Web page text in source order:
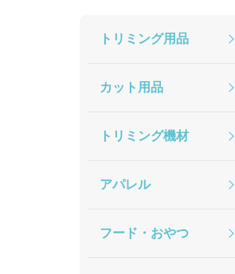
トリミング用品
カット用品
トリミング機材
アパレル
フード・おやつ